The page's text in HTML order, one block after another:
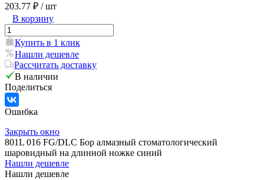
203.77 ₽ / шт
В корзину
Купить в 1 клик
Нашли дешевле
Рассчитать доставку
В наличии
Поделиться
Ошибка
Закрыть окно
801L 016 FG/DLC Бор алмазный стоматологический
шаровидный на длинной ножке синий
Нашли дешевле
Нашли дешевле